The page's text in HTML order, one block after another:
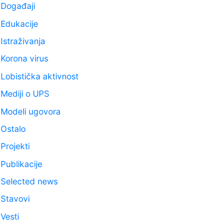
Događaji
Edukacije
Istraživanja
Korona virus
Lobistička aktivnost
Mediji o UPS
Modeli ugovora
Ostalo
Projekti
Publikacije
Selected news
Stavovi
Vesti